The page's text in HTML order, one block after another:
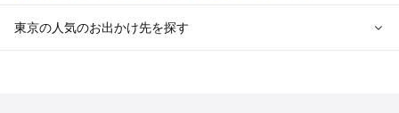
東京の人気のお出かけ先を探す